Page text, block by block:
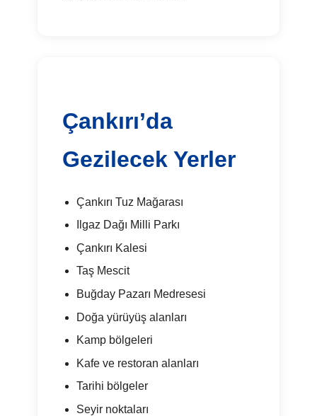
Çankırı’da
Gezilecek Yerler
Çankırı Tuz Mağarası
Ilgaz Dağı Milli Parkı
Çankırı Kalesi
Taş Mescit
Buğday Pazarı Medresesi
Doğa yürüyüş alanları
Kamp bölgeleri
Kafe ve restoran alanları
Tarihi bölgeler
Seyir noktaları